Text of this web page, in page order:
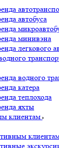
автобуса
минивэна
легкового
водного
катера
теплохода
яхты
клиентам